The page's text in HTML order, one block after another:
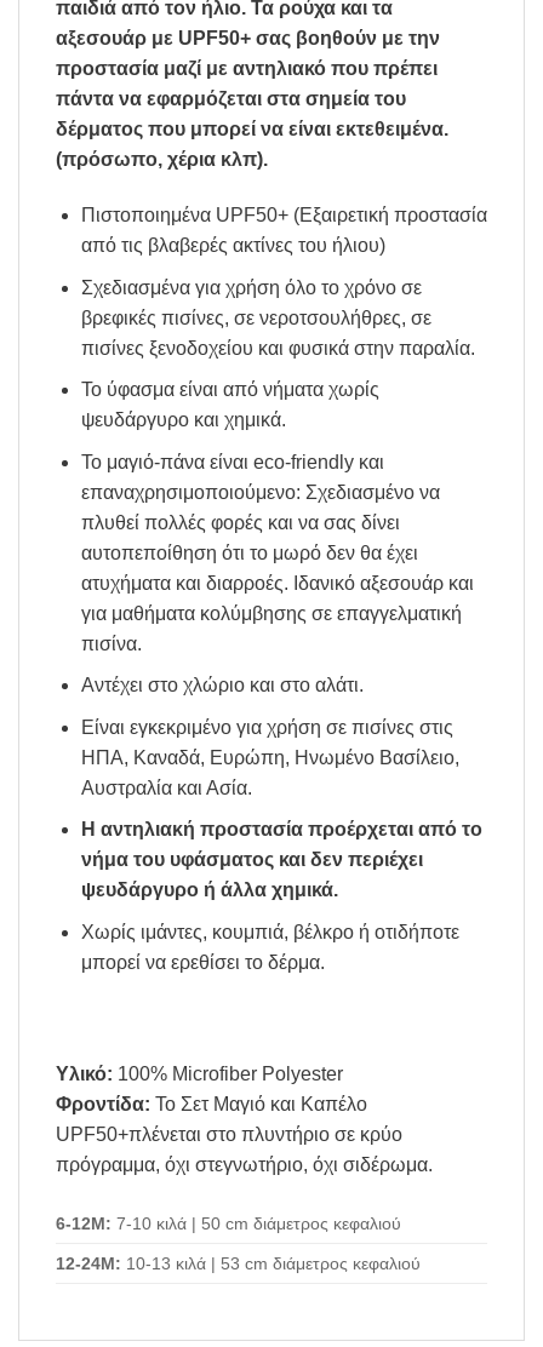
παιδιά από τον ήλιο. Τα ρούχα και τα
αξεσουάρ με UPF50+ σας βοηθούν με την
προστασία μαζί με αντηλιακό που πρέπει
πάντα να εφαρμόζεται στα σημεία του
δέρματος που μπορεί να είναι εκτεθειμένα.
(πρόσωπο, χέρια κλπ).
Πιστοποιημένα UPF50+ (Εξαιρετική προστασία
από τις βλαβερές ακτίνες του ήλιου)
Σχεδιασμένα για χρήση όλο το χρόνο σε
βρεφικές πισίνες, σε νεροτσουλήθρες, σε
πισίνες ξενοδοχείου και φυσικά στην παραλία.
Το ύφασμα είναι από νήματα χωρίς
ψευδάργυρο και χημικά.
Το μαγιό-πάνα είναι eco-friendly και
επαναχρησιμοποιούμενο: Σχεδιασμένο να
πλυθεί πολλές φορές και να σας δίνει
αυτοπεποίθηση ότι το μωρό δεν θα έχει
ατυχήματα και διαρροές. Ιδανικό αξεσουάρ και
για μαθήματα κολύμβησης σε επαγγελματική
πισίνα.
Αντέχει στο χλώριο και στο αλάτι.
Είναι εγκεκριμένο για χρήση σε πισίνες στις
ΗΠΑ, Καναδά, Ευρώπη, Ηνωμένο Βασίλειο,
Αυστραλία και Ασία.
Η αντηλιακή προστασία προέρχεται από το
νήμα του υφάσματος και δεν περιέχει
ψευδάργυρο ή άλλα χημικά.
Χωρίς ιμάντες, κουμπιά, βέλκρο ή οτιδήποτε
μπορεί να ερεθίσει το δέρμα.
Υλικό: 100% Microfiber Polyester
Φροντίδα: Το Σετ Μαγιό και Καπέλο
UPF50+πλένεται στο πλυντήριο σε κρύο
πρόγραμμα, όχι στεγνωτήριο, όχι σιδέρωμα.
6-12M: 7-10 κιλά | 50 cm διάμετρος κεφαλιού
12-24M: 10-13 κιλά | 53 cm διάμετρος κεφαλιού